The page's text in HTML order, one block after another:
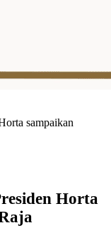
sampaikan
Horta